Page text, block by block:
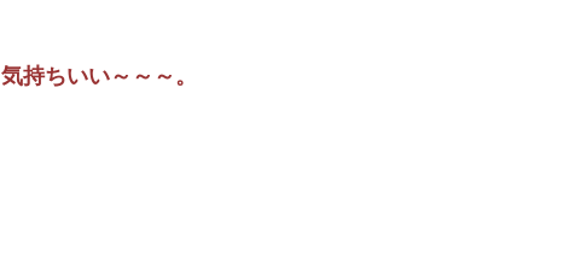
気持ちいい～～～。